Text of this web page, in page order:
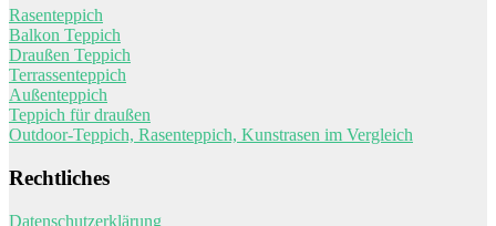
Rasenteppich
Balkon Teppich
Draußen Teppich
Terrassenteppich
Außenteppich
Teppich für draußen
Outdoor-Teppich, Rasenteppich, Kunstrasen im Vergleich
Rechtliches
Datenschutzerklärung